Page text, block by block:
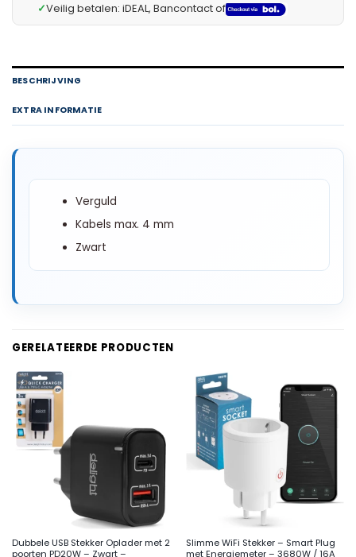
✓Veilig betalen: iDEAL, Bancontact of
BESCHRIJVING
EXTRA INFORMATIE
Verguld
Kabels max. 4 mm
Zwart
GERELATEERDE PRODUCTEN
Dubbele USB Stekker Oplader met 2
poorten PD20W – Zwart –
Slimme WiFi Stekker – Smart Plug
met Energiemeter – 3680W / 16A